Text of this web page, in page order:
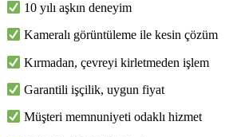
10 yılı aşkın deneyim
Kameralı görüntüleme ile kesin çözüm
Kırmadan, çevreyi kirletmeden işlem
Garantili işçilik, uygun fiyat
Müşteri memnuniyeti odaklı hizmet